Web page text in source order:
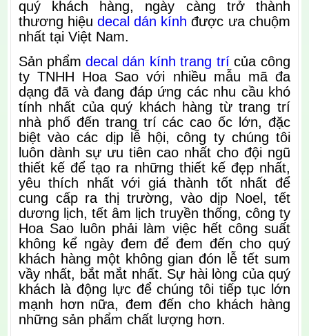
quý khách hàng, ngày càng trở thành
thương hiệu decal dán kính được ưa chuộm
nhất tại Việt Nam.
Sản phẩm decal dán kính trang trícủa công
ty TNHH Hoa Sao với nhiều mẫu mã đa
dạng đã và đang đáp ứng các nhu cầu khó
tính nhất của quý khách hàng từ trang trí
nhà phố đến trang trí các cao ốc lớn, đặc
biệt vào các dịp lễ hội, công ty chúng tôi
luôn dành sự ưu tiên cao nhất cho đội ngũ
thiết kế để tạo ra những thiết kế đẹp nhất,
yêu thích nhất với giá thành tốt nhất để
cung cấp ra thị trường, vào dịp Noel, tết
dương lịch, tết âm lịch truyền thống, công ty
Hoa Sao luôn phải làm việc hết công suất
không kể ngày đem để đem đến cho quý
khách hàng một không gian đón lễ tết sum
vầy nhất, bắt mắt nhất. Sự hài lòng của quý
khách là động lực để chúng tôi tiếp tục lớn
mạnh hơn nữa, đem đến cho khách hàng
những sản phẩm chất lượng hơn.